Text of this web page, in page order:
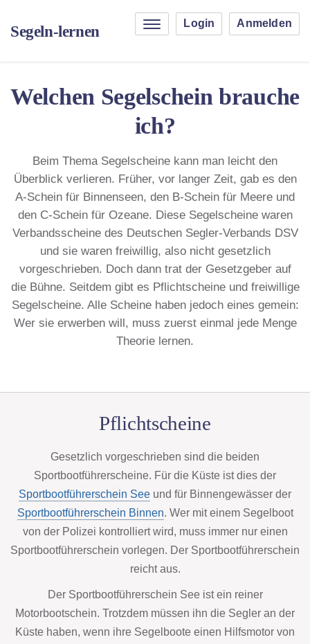
Anmelden
Login
Segeln-lernen
Welchen Segelschein brauche
ich?
Beim Thema Segelscheine kann man leicht den
Überblick verlieren. Früher, vor langer Zeit, gab es den
A-Schein für Binnenseen, den B-Schein für Meere und
den C-Schein für Ozeane. Diese Segelscheine waren
Verbandsscheine des Deutschen Segler-Verbands DSV
und sie waren freiwillig, also nicht gesetzlich
vorgeschrieben. Doch dann trat der Gesetzgeber auf
die Bühne. Seitdem gibt es Pflichtscheine und freiwillige
Segelscheine. Alle Scheine haben jedoch eines gemein:
Wer sie erwerben will, muss zuerst einmal jede Menge
Theorie lernen.
Pflichtscheine
Gesetzlich vorgeschrieben sind die beiden
Sportbootführerscheine. Für die Küste ist dies der
Sportbootführerschein See und für Binnengewässer der
Sportbootführerschein Binnen. Wer mit einem Segelboot
von der Polizei kontrolliert wird, muss immer nur einen
Sportbootführerschein vorlegen. Der Sportbootführerschein
reicht aus.
Der Sportbootführerschein See ist ein reiner
Motorbootschein. Trotzdem müssen ihn die Segler an der
Küste haben, wenn ihre Segelboote einen Hilfsmotor von